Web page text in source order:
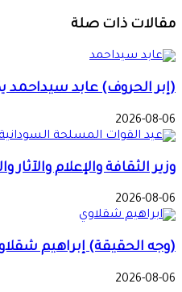
مقالات ذات صلة
(إبر الحروف) عابد
2026-08-06
وزير الثقافة والإعلام
2026-08-06
(وجه الحقيقة) إبراهيم
2026-08-06